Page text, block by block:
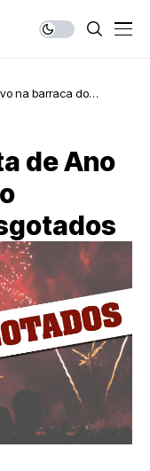
na barraca do
de Ano